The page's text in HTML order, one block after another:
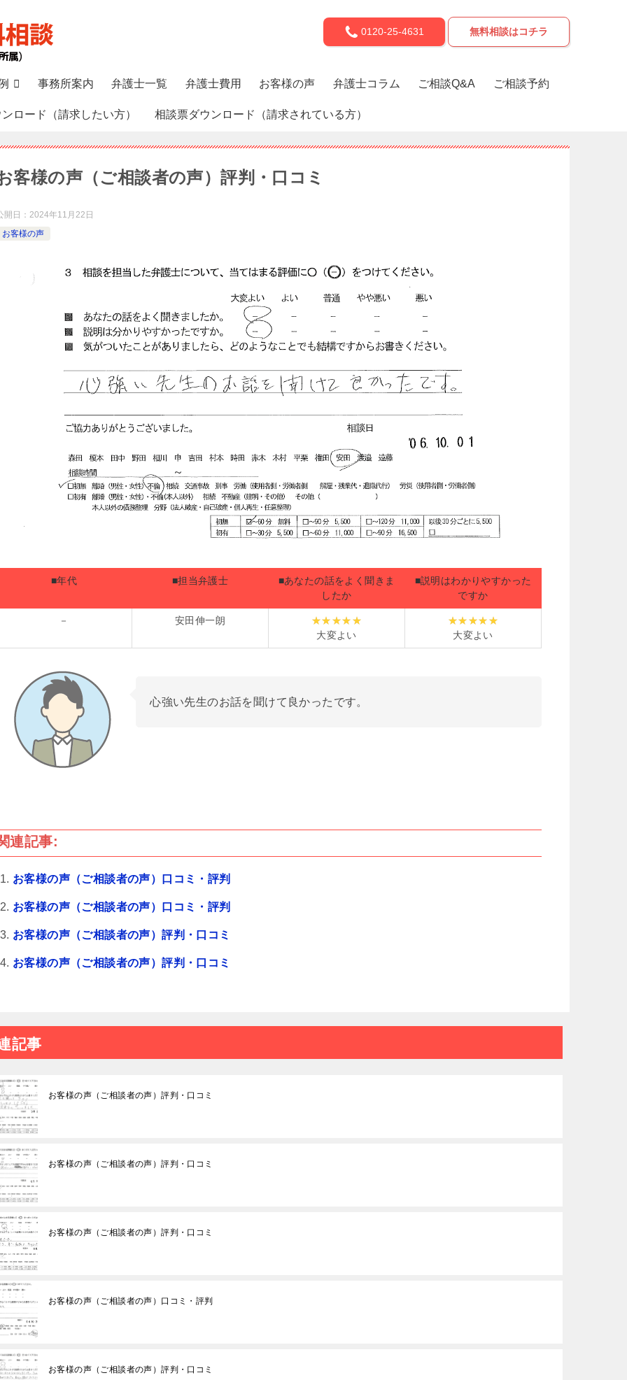
0120-25-4631 無料相談はコチラ
事務所案内 弁護士一覧 弁護士費用 お客様の声 弁護士コラム ご相談Q&A ご相談予約
ロード（請求したい方） 相談票ダウンロード（請求されている方）
客様の声（ご相談者の声）評判・口コミ
開日： 2024年11月22日
お客様の声
■年代 ■担当弁護士
■あなたの話をよく聞きま
したか
■説明はわかりやすかった
ですか
－
安田伸一朗
大変よい
大変よい
心強い先生のお話を聞けて良かったです。
連記事:
お客様の声（ご相談者の声）口コミ・評判
お客様の声（ご相談者の声）口コミ・評判
お客様の声（ご相談者の声）評判・口コミ
お客様の声（ご相談者の声）評判・口コミ
記事
お客様の声（ご相談者の声）評判・口コミ
お客様の声（ご相談者の声）評判・口コミ
お客様の声（ご相談者の声）評判・口コミ
お客様の声（ご相談者の声）口コミ・評判
お客様の声（ご相談者の声）評判・口コミ